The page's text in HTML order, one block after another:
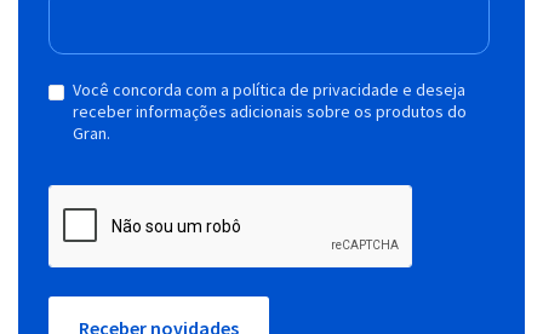
Você concorda com a política de privacidade e deseja
receber informações adicionais sobre os produtos do
Gran.
Receber novidades